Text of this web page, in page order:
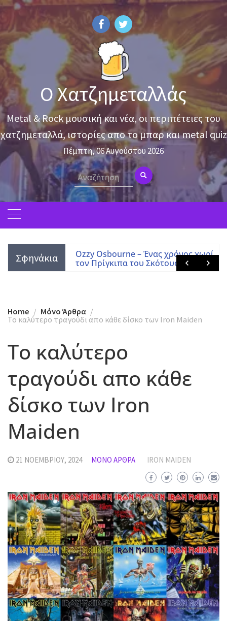
Skip
content
Ο Χατζημεταλλάς
Metal & Rock μουσική και νέα, οι περιπέτειες του
χατζημεταλλά, ιστορίες απο το μπαρ και metal quiz
Πέμπτη, 06 Αυγούστου 2026
Search
for:
Σφηνάκια
χωρίς
Όταν ο “Σωτήρης Κοντιζάς” των
Trivium, έπαιξε μέταλ.
Home
Mόνο Άρθρα
Το καλύτερο τραγούδι απο κάθε δίσκο των Iron Maiden
Το καλύτερο
τραγούδι απο κάθε
δίσκο των Iron
Maiden
21 ΝΟΕΜΒΡΊΟΥ, 2024 MΌΝΟ ΆΡΘΡΑ IRON MAIDEN